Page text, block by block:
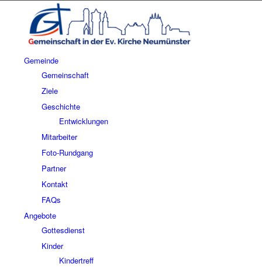
Gemeinde
Gemeinschaft
Ziele
Geschichte
Entwicklungen
Mitarbeiter
Foto-Rundgang
Partner
Kontakt
FAQs
Angebote
Gottesdienst
Kinder
Kindertreff